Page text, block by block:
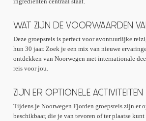
WAT ZIJN DE VOORWAARDEN
Deze groepsreis is perfect voor avontuurlijke
hun 30 jaar. Zoek je een mix van nieuwe
ontdekken van Noorwegen met internationale
reis voor jou.
ZIJN ER OPTIONELE
Tijdens je Noorwegen Fjorden groepsreis zijn er
beschikbaar, die je van tevoren of ter plaatse